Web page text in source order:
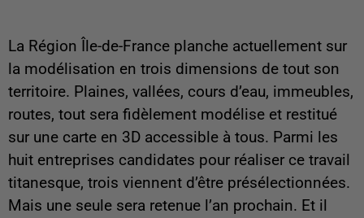
La Région Île-de-France planche actuellement sur
la modélisation en trois dimensions de tout son
territoire. Plaines, vallées, cours d’eau, immeubles,
routes, tout sera fidèlement modélise et restitué
sur une carte en 3D accessible à tous. Parmi les
huit entreprises candidates pour réaliser ce travail
titanesque, trois viennent d’être présélectionnées.
Mais une seule sera retenue l’an prochain. Et il